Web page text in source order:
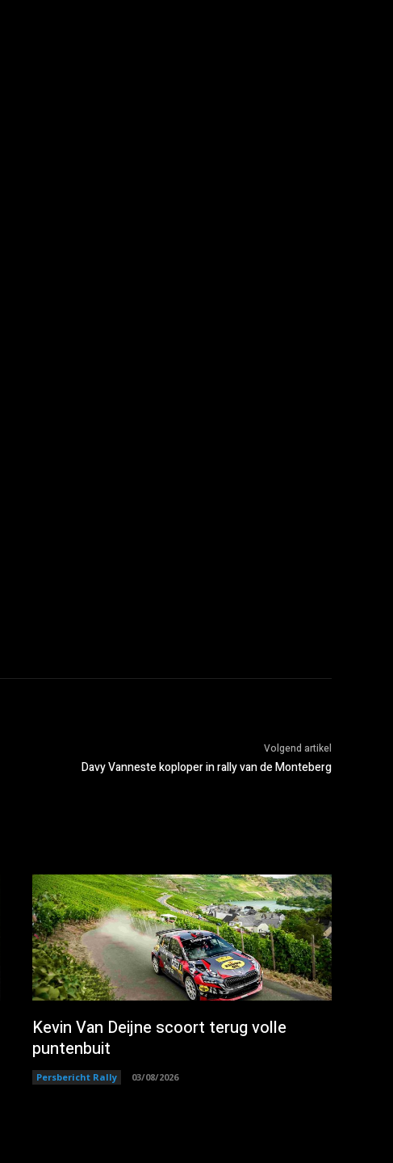
Volgend artikel
Davy Vanneste koploper in rally van de Monteberg
Kevin Van Deijne scoort terug volle
puntenbuit
Persbericht Rally 03/08/2026